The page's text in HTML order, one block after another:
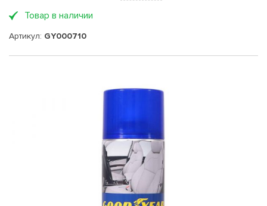
Товар в наличии
Артикул: GY000710